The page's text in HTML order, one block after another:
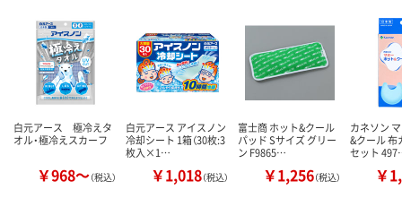
白元アース 極冷えタ
オル・極冷えスカーフ
￥968～（税込）
白元アース アイスノン
冷却シート 1箱（30枚:3
枚入×1…
￥1,018（税込）
富士商 ホット&クール
パッド Sサイズ グリー
ン F9865…
￥1,256（税込）
カネソン
&クール 布
セット
￥